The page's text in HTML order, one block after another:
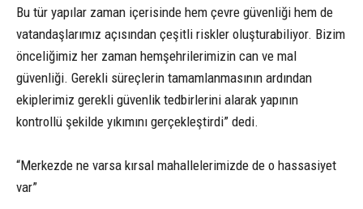
Bu tür yapılar zaman içerisinde hem çevre güvenliği hem de
vatandaşlarımız açısından çeşitli riskler oluşturabiliyor. Bizim
önceliğimiz her zaman hemşehrilerimizin can ve mal
güvenliği. Gerekli süreçlerin tamamlanmasının ardından
ekiplerimiz gerekli güvenlik tedbirlerini alarak yapının
kontrollü şekilde yıkımını gerçekleştirdi” dedi.
“Merkezde ne varsa kırsal mahallelerimizde de o hassasiyet
var”